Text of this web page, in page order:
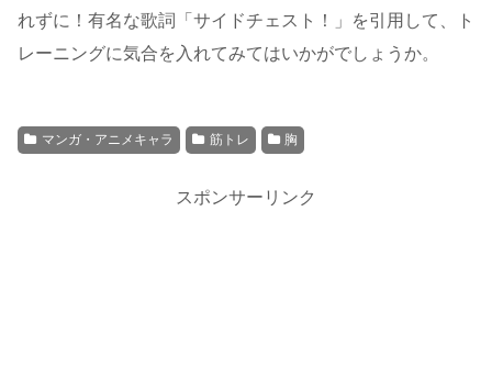
れずに！有名な歌詞「サイドチェスト！」を引用して、ト
レーニングに気合を入れてみてはいかがでしょうか。
マンガ・アニメキャラ 筋トレ 胸
スポンサーリンク